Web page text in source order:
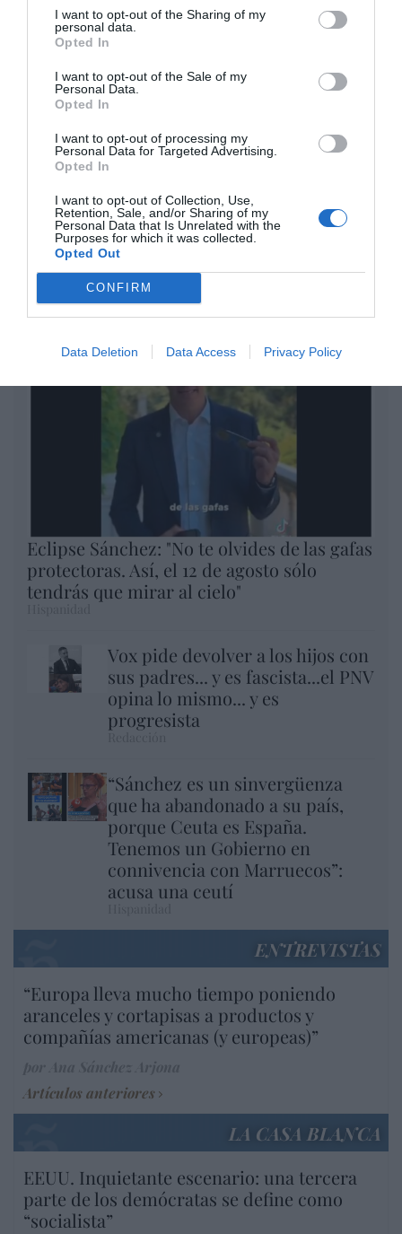
I want to opt-out of the Sharing of my
personal data.
Opted In
I want to opt-out of the Sale of my
Personal Data.
Opted In
I want to opt-out of processing my
Personal Data for Targeted Advertising.
Opted In
I want to opt-out of Collection, Use,
Retention, Sale, and/or Sharing of my
Personal Data that Is Unrelated with the
Purposes for which it was collected.
Opted Out
CONFIRM
Data Deletion Data Access Privacy Policy
Nokia, Ericsson... Huawei: lo que importan
son las patentes
Eulogio López
Isabel Pantoja pierde dos pleitos
euros... suma y sigue
Eulogio López
El IBEX 35 cerró la sesión del
miércoles en los 20.057 puntos,
un nuevo récord
Argumentos
Eclipse Sánchez: "No te olvides de las gafas
protectoras. Así, el 12 de agosto sólo
tendrás que mirar al cielo"
Vox pide devolver a los hijos con
sus padres... y es fascista...el PNV
opina lo mismo... y es
progresista
“Sánchez es un sinvergüenza
que ha abandonado a su país,
porque Ceuta es España.
Tenemos un Gobierno en
connivencia con Marruecos”:
acusa una ceutí
ENTREVISTAS
“Europa lleva mucho tiempo poniendo
aranceles y cortapisas a productos y
compañías americanas (y europeas)”
Artículos anteriores
LA CASA BLANCA
EEUU. Inquietante escenario: una tercera
parte de los demócratas se define como
“socialista”